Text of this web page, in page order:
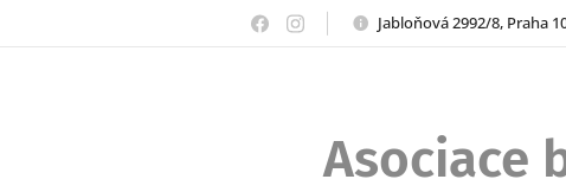
Jabloňová 2992/8, Praha
Asociace